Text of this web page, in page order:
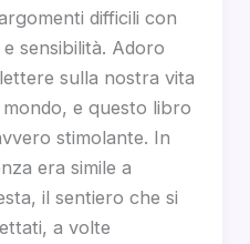
difficili con
sensibilità. Adoro
sulla nostra vita
e questo libro
stimolante. In
era simile a
il sentiero che si
a volte